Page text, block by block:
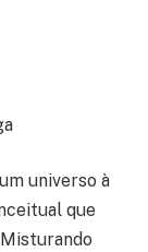
universo à
que